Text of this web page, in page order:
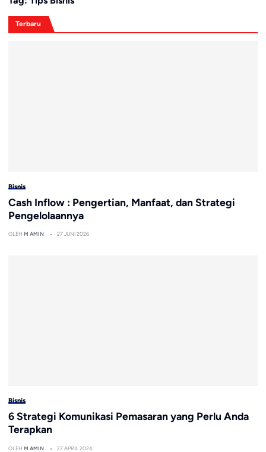
Terbaru
Bisnis
Cash Inflow : Pengertian, Manfaat, dan Strategi
Pengelolaannya
OLEH M AMIN 27 JUNI 2026
Bisnis
6 Strategi Komunikasi Pemasaran yang Perlu Anda
Terapkan
OLEH M AMIN 27 APRIL 2024